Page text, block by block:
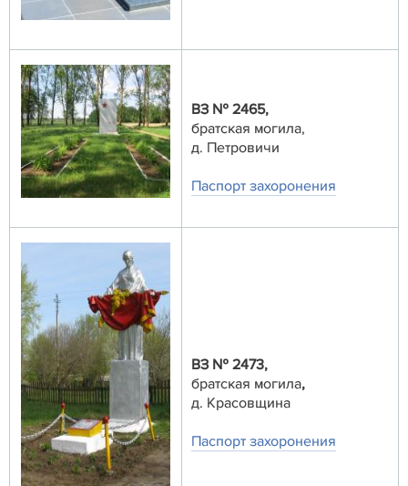
ВЗ № 2465,
братская могила,
д. Петровичи
Паспорт захоронения
ВЗ № 2473,
братская могила,
д. Красовщина
Паспорт захоронения